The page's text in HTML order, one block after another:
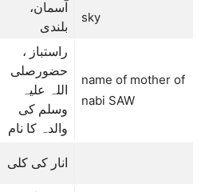
آسمان،
بلندی
sky
راستباز ،
حضورصلی
اللہ علیہ
وسلم کی
والدہ کا نام
name of mother of
nabi SAW
انار کی کلی